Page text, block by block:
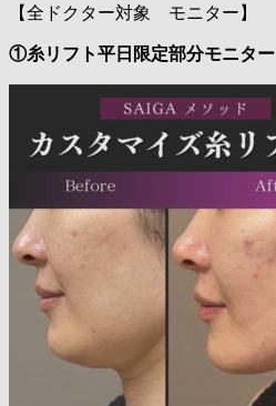
【全ドクター対象 モニター】
①糸リフト平日限定部分モニター